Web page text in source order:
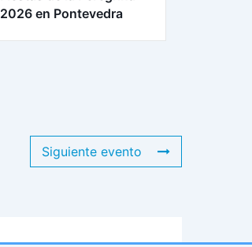
2026 en Pontevedra
Siguiente evento